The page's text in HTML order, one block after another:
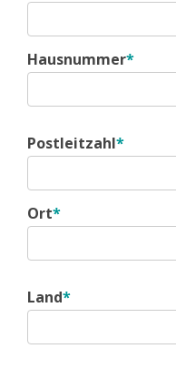
Hausnummer*
Postleitzahl*
Ort*
Land*